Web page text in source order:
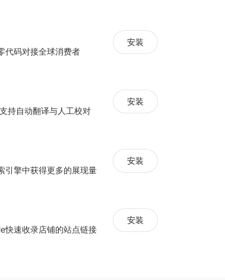
代码对接全球消费者
安装
持自动翻译与人工校对
安装
引擎中获得更多的展现量
安装
快速收录店铺的站点链接
安装